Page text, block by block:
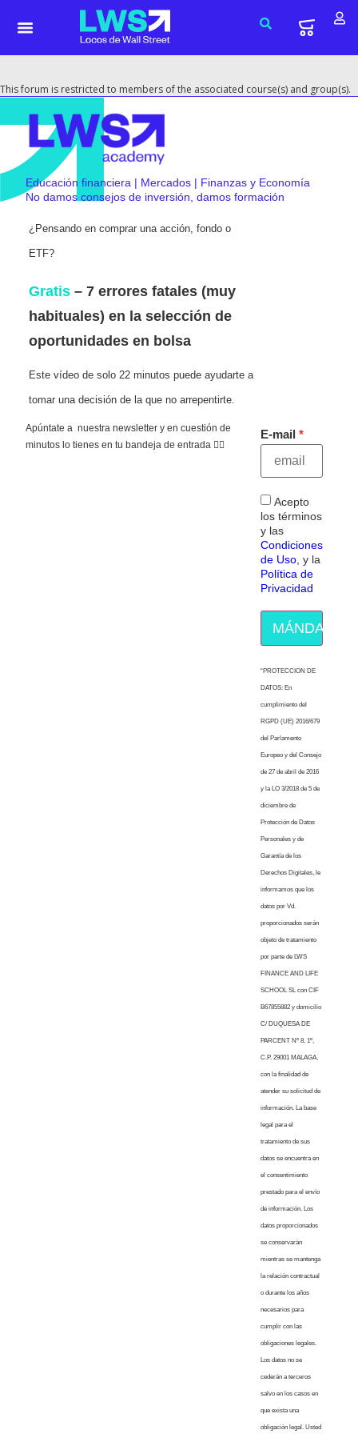
This forum is restricted to members of the associated course(s) and group(s).
Educación financiera | Mercados | Finanzas y Economía
No damos consejos de inversión, damos formación
¿Pensando en comprar una acción, fondo o
ETF?
Gratis – 7 errores fatales (muy
habituales) en la selección de
oportunidades en bolsa
Este vídeo de solo 22 minutos puede ayudarte a
tomar una decisión de la que no arrepentirte.
Apúntate a nuestra newsletter y en cuestión de
minutos lo tienes en tu bandeja de entrada 👇🏻
E-mail
Acepto
los términos
y las
Condiciones
de Uso, y la
Política de
Privacidad
MÁNDAME
“PROTECCION DE
DATOS: En
cumplimiento del
RGPD (UE) 2016/679
del Parlamento
Europeo y del Consejo
de 27 de abril de 2016
y la LO 3/2018 de 5 de
diciembre de
Protección de Datos
Personales y de
Garantía de los
Derechos Digitales, le
informamos que los
datos por Vd.
proporcionados serán
objeto de tratamiento
por parte de LWS
FINANCE AND LIFE
SCHOOL SL con CIF
B67855882 y domicilio
C/ DUQUESA DE
PARCENT Nº 8, 1º,
C.P. 29001 MALAGA,
con la finalidad de
atender su solicitud de
información. La base
legal para el
tratamiento de sus
datos se encuentra en
el consentimiento
prestado para el envío
de información. Los
datos proporcionados
se conservarán
mientras se mantenga
la relación contractual
o durante los años
necesarios para
cumplir con las
obligaciones legales.
Los datos no se
cederán a terceros
salvo en los casos en
que exista una
obligación legal. Usted